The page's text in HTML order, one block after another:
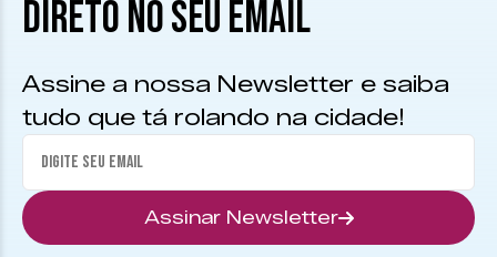
DIRETO NO SEU EMAIL
Assine a nossa Newsletter e saiba
tudo que tá rolando na cidade!
Assinar Newsletter